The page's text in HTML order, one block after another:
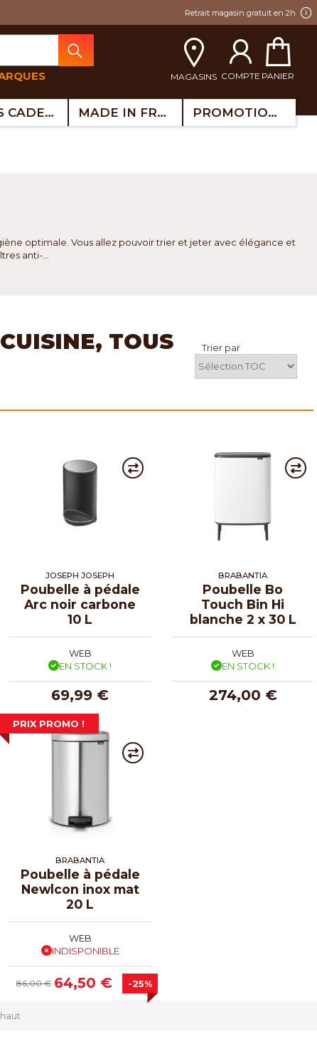
Retrait magasin gratuit en 2h
MAGASINS COMPTE PANIER
IDÉES CADEAUX MADE IN FRANCE PROMOTIONS
optimale. Vous allez pouvoir trier et jeter avec élégance et
anti-...
TOUS
Trier par
JOSEPH JOSEPH
Poubelle à pédale
Arc noir carbone
10 L
WEB
EN STOCK !
69,99 €
BRABANTIA
Poubelle Bo
Touch Bin Hi
blanche 2 x 30 L
WEB
EN STOCK !
274,00 €
PRIX PROMO !
BRABANTIA
Poubelle à pédale
Newlcon inox mat
20 L
WEB
INDISPONIBLE
86,00 € 64,50 € -25%